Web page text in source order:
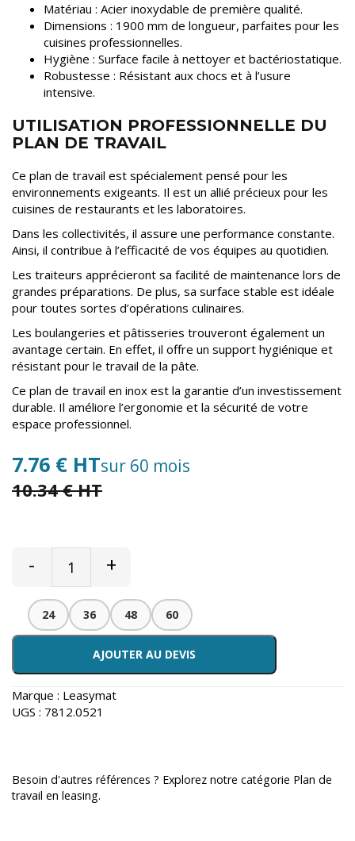
Matériau : Acier inoxydable de première qualité.
Dimensions : 1900 mm de longueur, parfaites pour les
cuisines professionnelles.
Hygiène : Surface facile à nettoyer et bactériostatique.
Robustesse : Résistant aux chocs et à l’usure
intensive.
UTILISATION PROFESSIONNELLE DU
PLAN DE TRAVAIL
Ce plan de travail est spécialement pensé pour les
environnements exigeants. Il est un allié précieux pour les
cuisines de restaurants et les laboratoires.
Dans les collectivités, il assure une performance constante.
Ainsi, il contribue à l’efficacité de vos équipes au quotidien.
Les traiteurs apprécieront sa facilité de maintenance lors de
grandes préparations. De plus, sa surface stable est idéale
pour toutes sortes d’opérations culinaires.
Les boulangeries et pâtisseries trouveront également un
avantage certain. En effet, il offre un support hygiénique et
résistant pour le travail de la pâte.
Ce plan de travail en inox est la garantie d’un investissement
durable. Il améliore l’ergonomie et la sécurité de votre
espace professionnel.
7.76 € HTsur 60 mois
10.34 € HT
- +
24 36 48 60
AJOUTER AU DEVIS
Marque : Leasymat
UGS : 7812.0521
Besoin d'autres références ? Explorez notre catégorie Plan de
travail en leasing.